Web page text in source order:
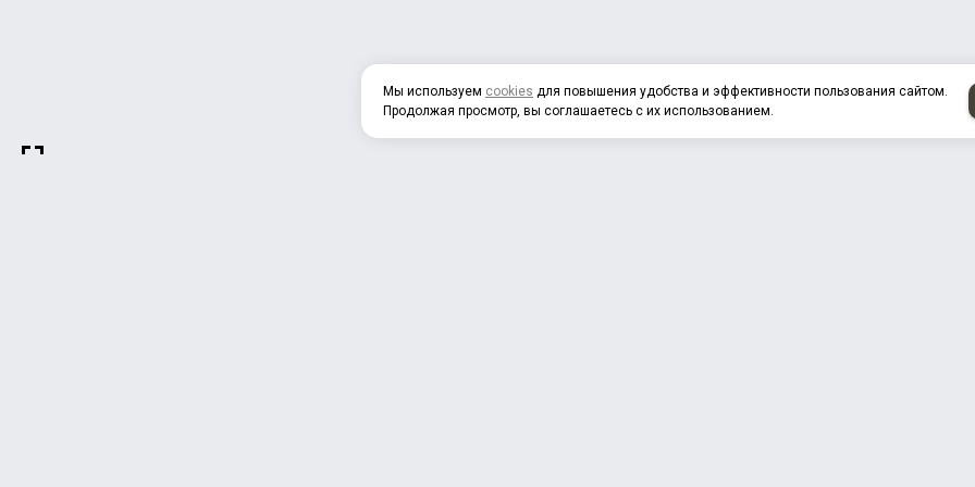
Мы используем cookies для повышения удобства и эффективности пользования сайтом.
Продолжая просмотр, вы соглашаетесь с их использованием.